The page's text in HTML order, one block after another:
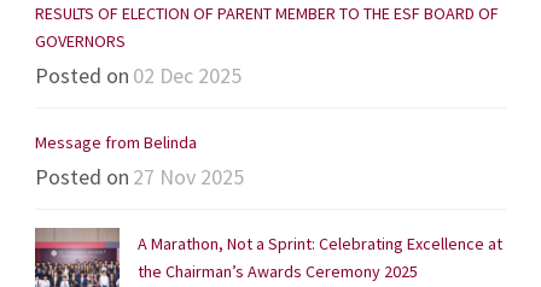
RESULTS OF ELECTION OF PARENT MEMBER TO THE ESF BOARD OF
GOVERNORS
Posted on 02 Dec 2025
Message from Belinda
Posted on 27 Nov 2025
A Marathon, Not a Sprint: Celebrating Excellence at
the Chairman’s Awards Ceremony 2025